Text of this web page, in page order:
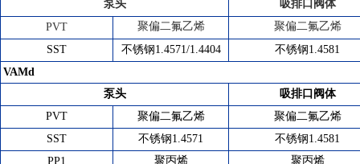
泵头
吸排口阀体
PVT
聚偏二氟乙烯
聚偏二氟乙烯
SST
不锈钢1.4571/1.4404 不锈钢 1.4581
VAMd
泵头 吸排口阀体
PVT
聚偏二氟乙烯 聚偏二氟乙烯
SST
不锈钢 1.4571 不锈钢 1.4581
PP1 聚丙烯
聚丙烯